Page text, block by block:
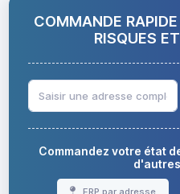
COMMANDE
RISQUES
Commandez votre état
ERP par adresse